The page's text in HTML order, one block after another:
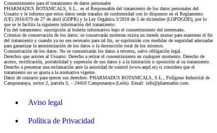
Consentimiento para el tratamiento de datos personales
PHARMADUS BOTANICALS, S.L.. es el Responsable del tratamiento de los datos personales del
Usuario y le informa que estos datos serán tratados de conformidad con lo dispuesto en el Reglamento
(UE) 2016/679 de 27 de abril (GDPR) y la Ley Orgánica 3/2018 de 5 de diciembre (LOPDGDD), por lo
que se le facilita la siguiente información del tratamiento:
Fin del tratamiento: suscripción al boletín informativo bajo el consentimiento del interesado.
Criterios de conservación de los datos: se conservarán mientras exista un interés mutuo para mantener el fin
del tratamiento y cuando ya no sea necesario para tal fin, se suprimirán con medidas de seguridad adecuadas
para garantizar la anonimización de los datos o la destrucción total de los mismos.
Comunicación de los datos: No se comunicarán los datos a terceros, salvo obligación legal.
Derechos que asisten al Usuario: Derecho a retirar el consentimiento en cualquier momento. Derecho de
acceso, rectificación, portabilidad y supresión de sus datos y a la limitación u oposición al su tratamiento.
Derecho a presentar una reclamación ante la autoridad de control (www.aepd.es) si considera que el
tratamiento no se ajusta a la normativa vigente.
Datos de contacto para ejercer sus derechos: PHARMADUS BOTANICALS, S.L., Polígono Industrial de
Camponaraya, sector 2, parcela 3, – 24410 Camponaraya (León). Email: info@pharmadus.com.
Aviso legal
Política de Privacidad